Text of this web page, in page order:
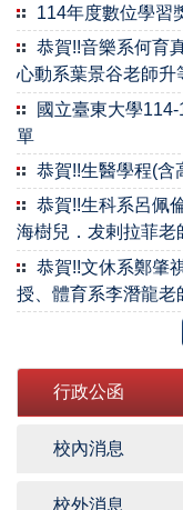
114年度數位學習
恭賀!!音樂系何育
心動系葉景谷老師升
國立臺東大學
單
恭賀!!生醫學程(含
恭賀!!生科系呂佩
海樹兒．犮剌拉菲老
恭賀!!文休系鄭肇
授、體育系李潛龍老
行政公函
校內消息
校外消息